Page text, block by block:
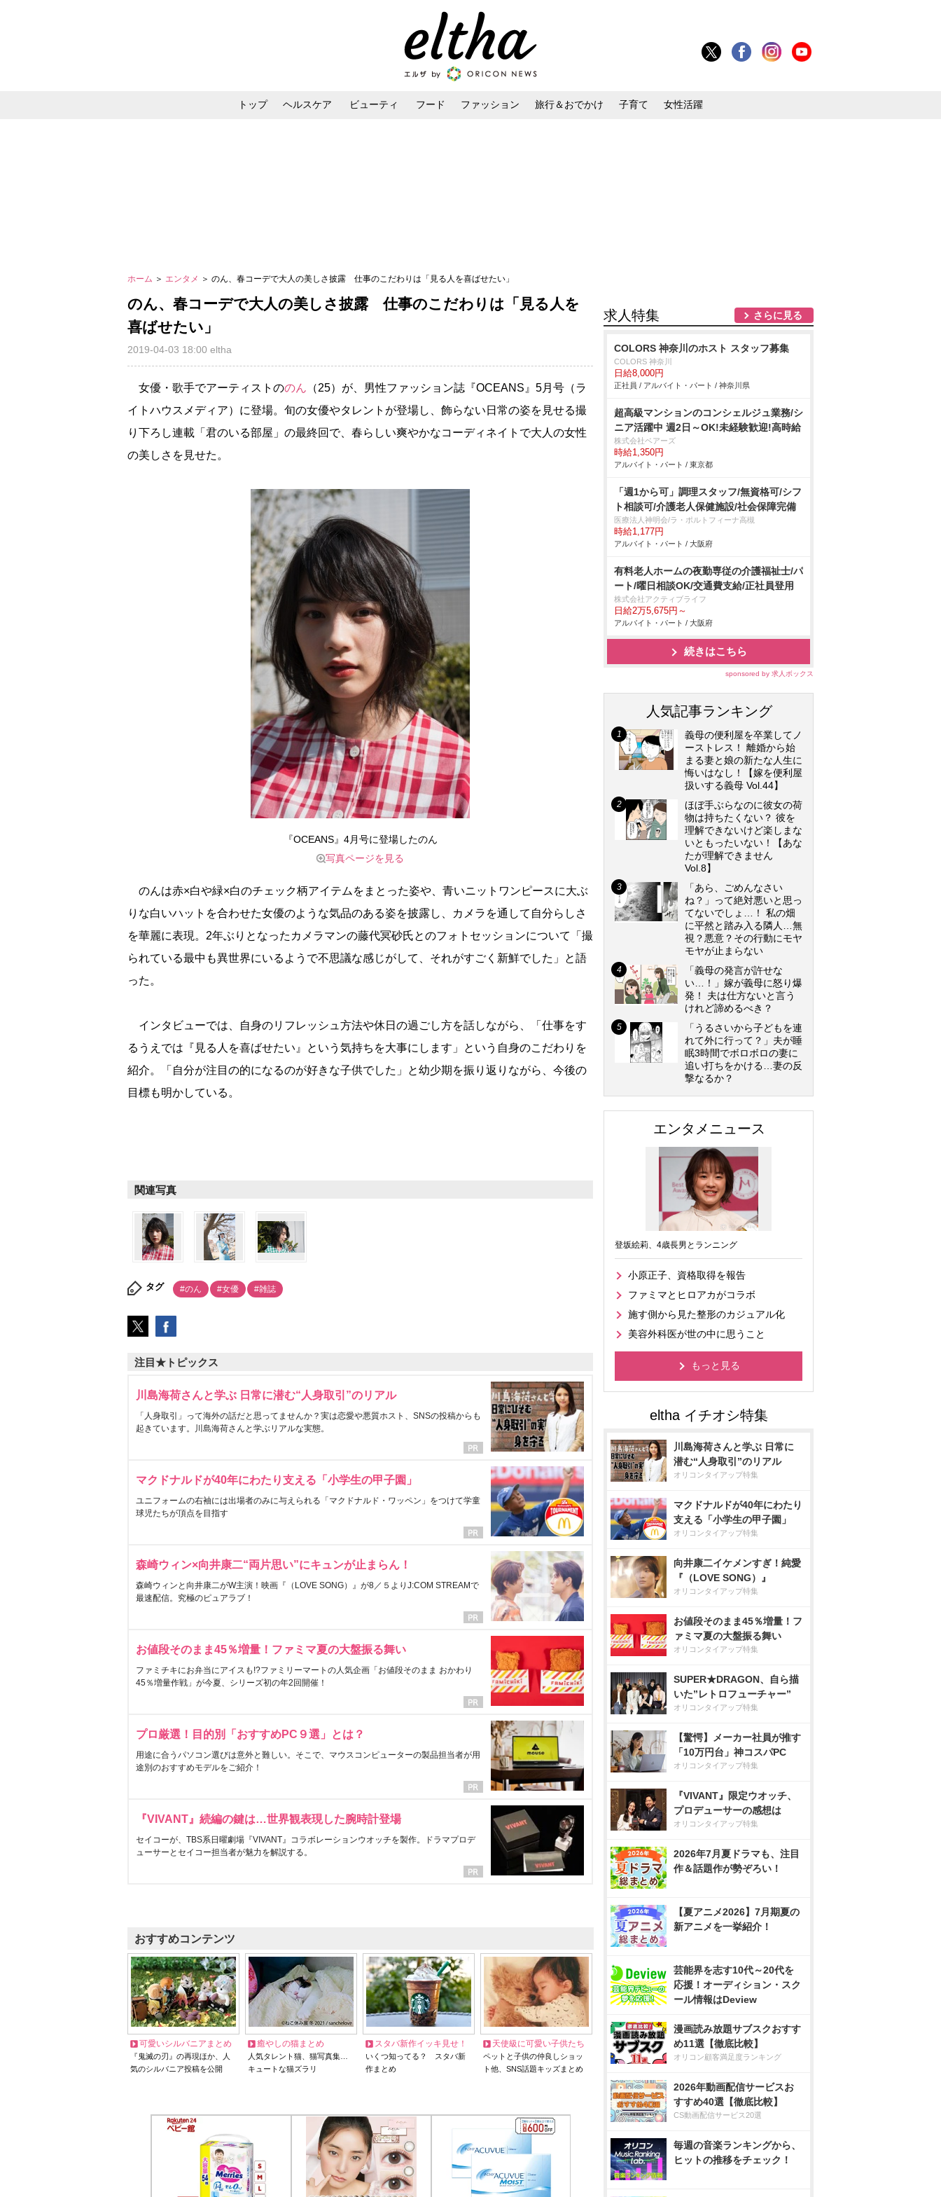
トップ ヘルスケア ビューティ フード ファッション 旅行＆おでかけ 子育て 女性活躍
ホーム ＞ エンタメ ＞ のん、春コーデで大人の美しさ披露 仕事のこだわりは「見る人を喜ばせたい」
のん、春コーデで大人の美しさ披露 仕事のこだわりは「見る人を
喜ばせたい」
2019-04-03 18:00 eltha
女優・歌手でアーティストののん （25）が、男性ファッション誌『OCEANS』5月号（ラ
イトハウスメディア）に登場。旬の女優やタレントが登場し、飾らない日常の姿を見せる撮
り下ろし連載「君のいる部屋」の最終回で、春らしい爽やかなコーディネイトで大人の女性
の美しさを見せた。
『OCEANS』4月号に登場したのん
写真ページを見る
のんは赤×白や緑×白のチェック柄アイテムをまとった姿や、青いニットワンピースに大ぶ
りな白いハットを合わせた女優のような気品のある姿を披露し、カメラを通して自分らしさ
を華麗に表現。2年ぶりとなったカメラマンの藤代冥砂氏とのフォトセッションについて「撮
られている最中も異世界にいるようで不思議な感じがして、それがすごく新鮮でした」と語
った。
インタビューでは、自身のリフレッシュ方法や休日の過ごし方を話しながら、「仕事をす
るうえでは『見る人を喜ばせたい』という気持ちを大事にします」という自身のこだわりを
紹介。「自分が注目の的になるのが好きな子供でした」と幼少期を振り返りながら、今後の
目標も明かしている。
関連写真
タグ #のん #女優 #雑誌
注目★トピックス
川島海荷さんと学ぶ 日常に潜む“人身取引”のリアル
「人身取引」って海外の話だと思ってませんか？実は恋愛や悪質ホスト、SNSの投稿からも
起きています。川島海荷さんと学ぶリアルな実態。
マクドナルドが40年にわたり支える「小学生の甲子園」
ユニフォームの右袖には出場者のみに与えられる「マクドナルド・ワッペン」をつけて学童
球児たちが頂点を目指す
森崎ウィン×向井康二“両片思い”にキュンが止まらん！
森崎ウィンと向井康二がW主演！映画『（LOVE SONG）』が8／５よりJ:COM STREAMで
最速配信。究極のピュアラブ！
お値段そのまま45％増量！ファミマ夏の大盤振る舞い
ファミチキにお弁当にアイスも!?ファミリーマートの人気企画「お値段そのまま おかわり
45％増量作戦」が今夏、シリーズ初の年2回開催！
プロ厳選！目的別「おすすめPC９選」とは？
用途に合うパソコン選びは意外と難しい。そこで、マウスコンピューターの製品担当者が用
途別のおすすめモデルをご紹介！
『VIVANT』続編の鍵は…世界観表現した腕時計登場
セイコーが、TBS系日曜劇場『VIVANT』コラボレーションウオッチを製作。ドラマプロデ
ューサーとセイコー担当者が魅力を解説する。
おすすめコンテンツ
可愛いシルバニアまとめ
『鬼滅の刃』の再現ほか、人
気のシルバニア投稿を公開
癒やしの猫まとめ
人気タレント猫、猫写真集…
キュートな猫ズラリ
スタバ新作イッキ見せ！
いくつ知ってる？ スタバ新
作まとめ
天使級に可愛い子供たち
ペットと子供の仲良しショッ
ト他、SNS話題キッズまとめ
求人特集 さらに見る
COLORS 神奈川のホスト スタッフ募集
COLORS 神奈川
日給8,000円
正社員 / アルバイト・パート / 神奈川県
超高級マンションのコンシェルジュ業務/シ
ニア活躍中 週2日～OK!未経験歓迎!高時給
株式会社ベアーズ
時給1,350円
アルバイト・パート / 東京都
「週1から可」調理スタッフ/無資格可/シフ
ト相談可/介護老人保健施設/社会保障完備
医療法人神明会/ラ・ポルトフィーナ高槻
時給1,177円
アルバイト・パート / 大阪府
有料老人ホームの夜勤専従の介護福祉士/パ
ート/曜日相談OK/交通費支給/正社員登用
株式会社アクティブライフ
日給2万5,675円～
アルバイト・パート / 大阪府
続きはこちら
sponsored by 求人ボックス
人気記事ランキング
義母の便利屋を卒業してノ
ーストレス！ 離婚から始
まる妻と娘の新たな人生に
悔いはなし！【嫁を便利屋
扱いする義母 Vol.44】
ほぼ手ぶらなのに彼女の荷
物は持ちたくない？ 彼を
理解できないけど楽しまな
いともったいない！【あな
たが理解できません
Vol.8】
「あら、ごめんなさい
ね？」って絶対悪いと思っ
てないでしょ…！ 私の畑
に平然と踏み入る隣人…無
視？悪意？その行動にモヤ
モヤが止まらない
「義母の発言が許せな
い…！」嫁が義母に怒り爆
発！ 夫は仕方ないと言う
けれど諦めるべき？
「うるさいから子どもを連
れて外に行って？」夫が睡
眠3時間でボロボロの妻に
追い打ちをかける…妻の反
撃なるか？
エンタメニュース
登坂絵莉、4歳長男とランニング
小原正子、資格取得を報告
ファミマとヒロアカがコラボ
施す側から見た整形のカジュアル化
美容外科医が世の中に思うこと
もっと見る
川島海荷さんと学ぶ 日常に
潜む“人身取引”のリアル
オリコンタイアップ特集
マクドナルドが40年にわたり
支える「小学生の甲子園」
オリコンタイアップ特集
向井康二イケメンすぎ！純愛
『（LOVE SONG）』
オリコンタイアップ特集
お値段そのまま45％増量！フ
ァミマ夏の大盤振る舞い
オリコンタイアップ特集
SUPER★DRAGON、自ら描
いた”レトロフューチャー”
オリコンタイアップ特集
【驚愕】メーカー社員が推す
「10万円台」神コスパPC
オリコンタイアップ特集
『VIVANT』限定ウオッチ、
プロデューサーの感想は
オリコンタイアップ特集
2026年7月夏ドラマも、注目
作＆話題作が勢ぞろい！
【夏アニメ2026】7月期夏の
新アニメを一挙紹介！
芸能界を志す10代～20代を
応援！オーディション・スク
ール情報はDeview
漫画読み放題サブスクおすす
め11選【徹底比較】
オリコン顧客満足度ランキング
2026年動画配信サービスお
すすめ40選【徹底比較】
CS動画配信サービス20選
毎週の音楽ランキングから、
ヒットの推移をチェック！